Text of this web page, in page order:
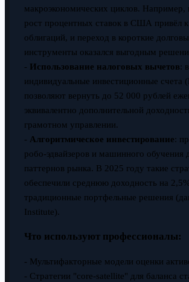
макроэкономических циклов. Например,
рост процентных ставок в США привёл к
облигаций, и переход в короткие
инструменты оказался выгодным
- Использование налоговых вычетов:
индивидуальные инвестиционные
позволяют вернуть до 52 000 рублей
эквивалентно дополнительной
грамотном управлении.
- Алгоритмическое инвестирование:
робо-эдвайзеров и машинного обучения
паттернов рынка. В 2025 году такие
обеспечили среднюю доходность на
традиционные портфельные решения
Institute).
Что используют профессионалы:
- Мультифакторные модели оценки
- Стратегии "core-satellite" для баланса